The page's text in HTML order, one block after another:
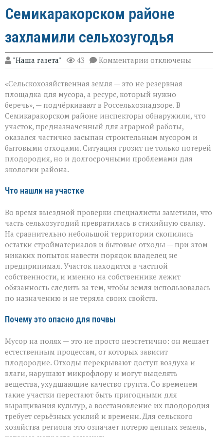
Семикаракорском районе
захламили сельхозугодья
"Наша газета" 43 Комментарии к
записи
не
должна
превращаться
в
свалку»:
в
Семикаракорском
районе
захламили
сельхозугодья
отключены
«Сельскохозяйственная земля — это не резервная
площадка для мусора, а ресурс, который нужно
беречь», — подчёркивают в Россельхознадзоре. В
Семикаракорском районе инспекторы обнаружили, что
участок, предназначенный для аграрной работы,
оказался частично засыпан строительным мусором и
бытовыми отходами. Ситуация грозит не только потерей
плодородия, но и долгосрочными проблемами для
экологии района.
Что нашли на участке
Во время выездной проверки специалисты заметили, что
часть сельхозугодий превратилась в стихийную свалку.
На сравнительно небольшой территории скопились
остатки стройматериалов и бытовые отходы — при этом
никаких попыток навести порядок владелец не
предпринимал. Участок находится в частной
собственности, и именно на собственнике лежит
обязанность следить за тем, чтобы земля использовалась
по назначению и не теряла своих свойств.
Почему это опасно для почвы
Мусор на полях — это не просто неэстетично: он мешает
естественным процессам, от которых зависит
плодородие. Отходы перекрывают доступ воздуха и
влаги, нарушают микрофлору и могут выделять
вещества, ухудшающие качество грунта. Со временем
такие участки перестают быть пригодными для
выращивания культур, а восстановление их плодородия
требует серьёзных усилий и времени. Для сельского
хозяйства региона это означает потерю ценных земель,